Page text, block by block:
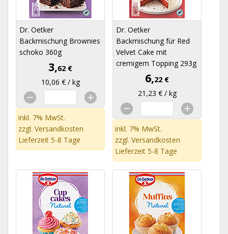
Dr. Oetker
Backmischung Brownies
schoko 360g
3,62 €
10,06 € / kg
inkl. 7% MwSt.
zzgl. Versandkosten
Lieferzeit 5-8 Tage
Dr. Oetker
Backmischung für Red
Velvet Cake mit
cremigem Topping 293g
6,22 €
21,23 € / kg
inkl. 7% MwSt.
zzgl. Versandkosten
Lieferzeit 5-8 Tage